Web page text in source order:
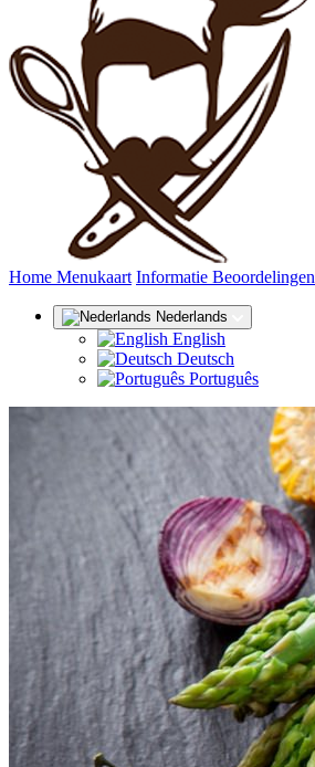
Home (huidige)
Menukaart Informatie Beoordelingen
Nederlands
English
Deutsch
Português